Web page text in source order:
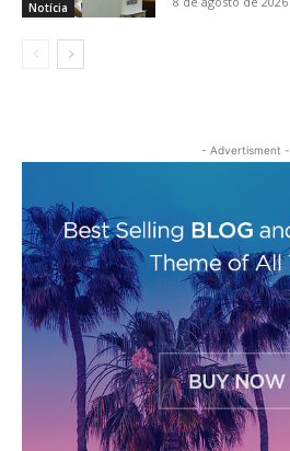
Notícia
- Advertisment -